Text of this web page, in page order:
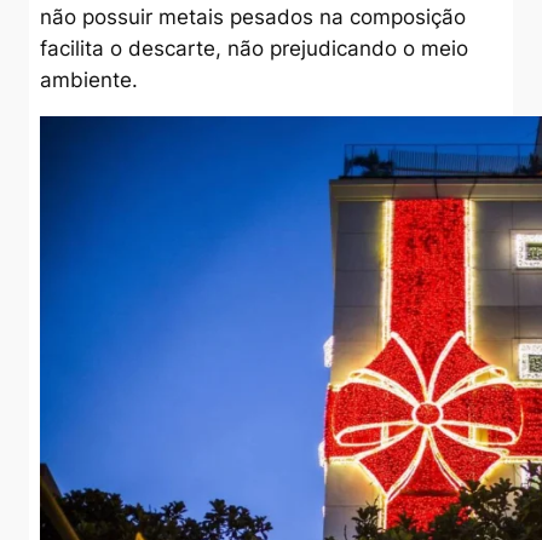
não possuir metais pesados na composição
facilita o descarte, não prejudicando o meio
ambiente.